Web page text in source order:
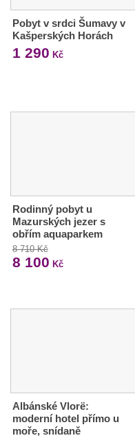
Pobyt v srdci Šumavy v
Kašperských Horách
1 290 Kč
Rodinný pobyt u
Mazurských jezer s
obřím aquaparkem
8 710 Kč
8 100 Kč
Albánské Vlorë:
moderní hotel přímo u
moře, snídaně